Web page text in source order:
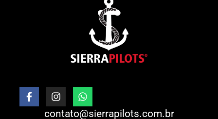
contato@sierrapilots.com.br